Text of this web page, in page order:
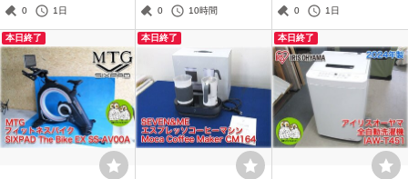
ッテリー2個/充電器/替刃/
kita 営業所留め
0
1日
0＋サブウーファー SA-W
0
10時間
防止/転倒湯もれ防止/マグ
0
1日
本日終了 本日終了 本日終了